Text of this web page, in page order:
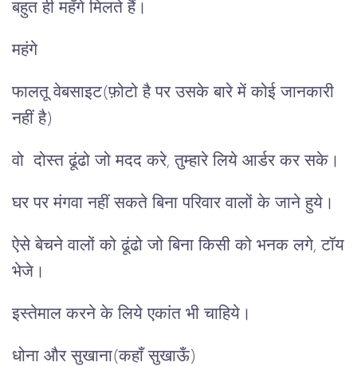
बहुत ही महँगे मिलते हैं।
महंगे
फालतू वेबसाइट(फ़ोटो है पर उसके बारे में कोई जानकारी
नहीं है)
वो दोस्त ढूंढो जो मदद करे, तुम्हारे लिये आर्डर कर सके।
घर पर मंगवा नहीं सकते बिना परिवार वालों के जाने हुये।
ऐसे बेचने वालों को ढूंढो जो बिना किसी को भनक लगे, टॉय
भेजे।
इस्तेमाल करने के लिये एकांत भी चाहिये।
धोना और सुखाना(कहाँ सुखाऊँ)